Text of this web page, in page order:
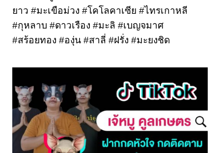
ยาว #มะเขือม่วง #โคโลคาเซีย #ไทรเกาหลี
#กุหลาบ #ดาวเรือง #มะลิ #เบญจมาศ
#สร้อยทอง #องุ่น #สาลี่ #ฝรั่ง #มะยงชิด